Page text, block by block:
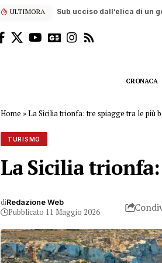
ULTIMORA Sub ucciso dall’elica di un
CRONACA
Home »La Sicilia trionfa: tre spiagge tra le più
TURISMO
La Sicilia
diRedazione Web
Pubblicato 11 Maggio 2026